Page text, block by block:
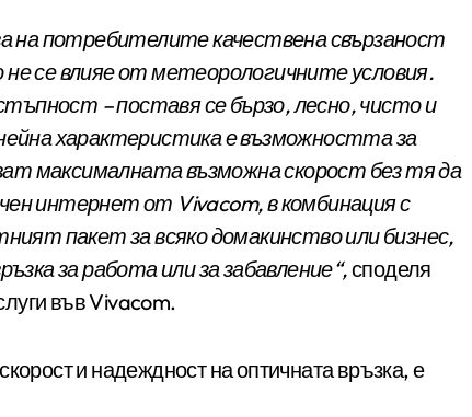
потребителите качествена свързаност
се влияе от метеорологичните условия.
– поставя се бързо, лесно, чисто и
характеристика е възможността за
максималната възможна скорост без тя да
интернет от Vivacom, в комбинация с
пакет за всяко домакинство или бизнес,
за работа или за забавление“,споделя
във Vivacom.
и надеждност на оптичната връзка, е